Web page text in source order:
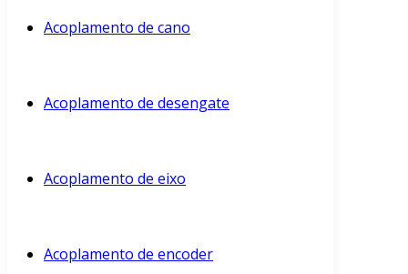
Acoplamento de cano
Acoplamento de desengate
Acoplamento de eixo
Acoplamento de encoder